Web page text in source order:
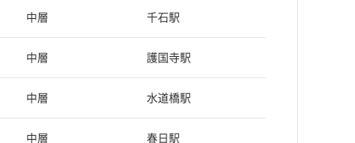
中層 千石駅
中層 護国寺駅
中層 水道橋駅
中層 春日駅